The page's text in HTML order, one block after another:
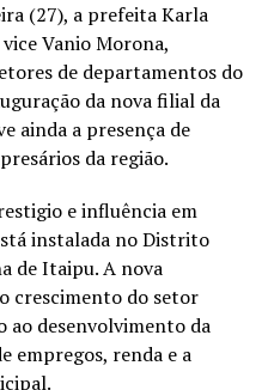
(27), a prefeita Karla
Vanio Morona,
de departamentos do
da nova filial da
ainda a presença de
da região.
e influência em
instalada no Distrito
de Itaipu. A nova
crescimento do setor
desenvolvimento da
empregos, renda e a